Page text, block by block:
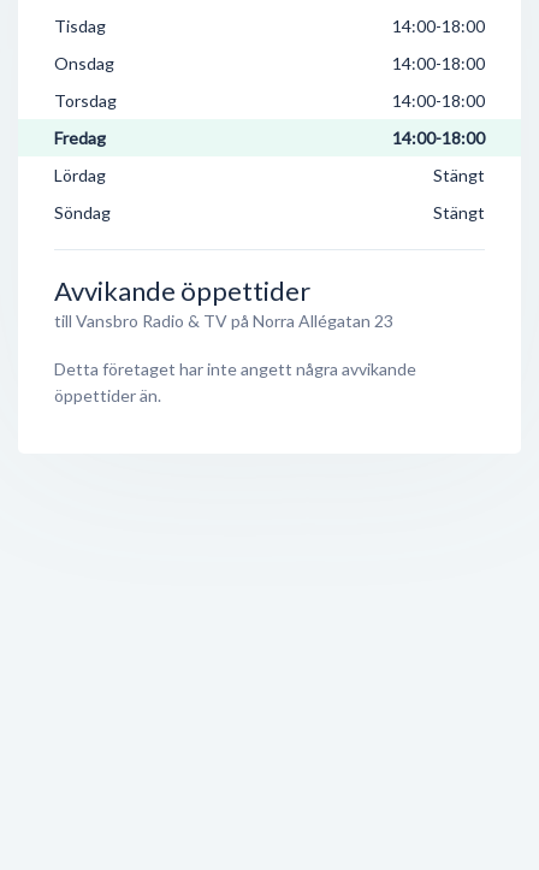
Tisdag
14:00-18:00
Onsdag
14:00-18:00
Torsdag
14:00-18:00
Fredag
14:00-18:00
Lördag
Stängt
Söndag
Stängt
Avvikande öppettider
till Vansbro Radio & TV på Norra Allégatan 23
Detta företaget har inte angett några avvikande
öppettider än.